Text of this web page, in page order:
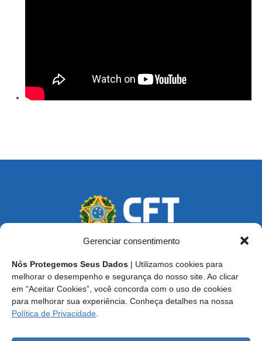
Gerenciar consentimento
Nós Protegemos Seus Dados | Utilizamos cookies para
melhorar o desempenho e segurança do nosso site. Ao clicar
em “Aceitar Cookies”, você concorda com o uso de cookies
para melhorar sua experiência. Conheça detalhes na nossa
Política de Privacidade
Endereço: SCS, Quadra 02, Bloco D, Ed. Oscar Niemeyer,
9º Andar CEP 70.316-900 - Brasília/DF
Central de Atendimento ao Técnico:0800 016-1515